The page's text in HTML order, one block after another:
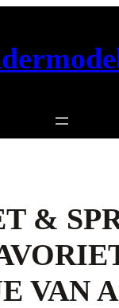
&
VAN